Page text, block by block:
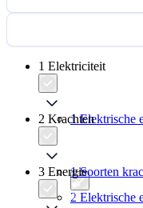
1 Elektriciteit
1 Elektrische
2 Elektrische
2 Krachten
1 Soorten
3 Energie